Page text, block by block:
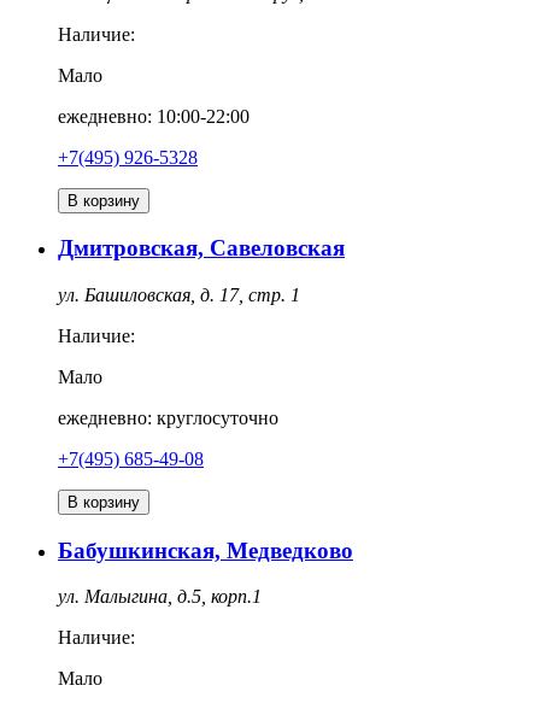
Наличие:
Мало
ежедневно: 10:00-22:00
+7(495) 926-5328
В корзину
Дмитровская, Савеловская
ул. Башиловская, д. 17, стр. 1
Наличие:
Мало
ежедневно: круглосуточно
+7(495) 685-49-08
В корзину
Бабушкинская, Медведково
ул. Малыгина, д.5, корп.1
Наличие:
Мало